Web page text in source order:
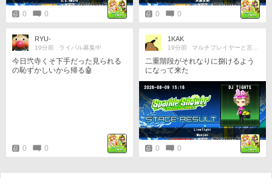
0 0 0 0
RYU-
19分前 ライバル募集中
今日弐寺くそ下手だった見られる
の恥ずかしいから帰る🤖
0 0
1KAK
19分前 マルチプレイヤーと言う名の器用貧乏
二重階段がそれなりに捌けるよう
になって来た
0 0